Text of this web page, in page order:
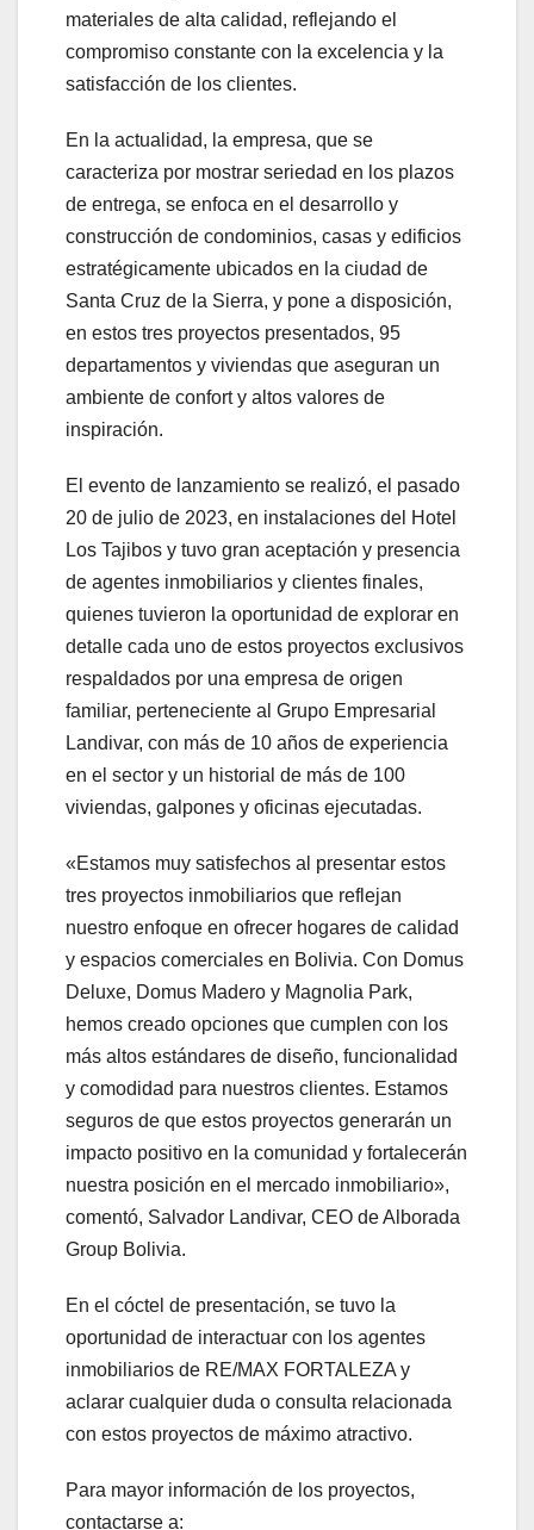
materiales de alta calidad, reflejando el
compromiso constante con la excelencia y la
satisfacción de los clientes.
En la actualidad, la empresa, que se
caracteriza por mostrar seriedad en los plazos
de entrega, se enfoca en el desarrollo y
construcción de condominios, casas y edificios
estratégicamente ubicados en la ciudad de
Santa Cruz de la Sierra, y pone a disposición,
en estos tres proyectos presentados, 95
departamentos y viviendas que aseguran un
ambiente de confort y altos valores de
inspiración.
El evento de lanzamiento se realizó, el pasado
20 de julio de 2023, en instalaciones del Hotel
Los Tajibos y tuvo gran aceptación y presencia
de agentes inmobiliarios y clientes finales,
quienes tuvieron la oportunidad de explorar en
detalle cada uno de estos proyectos exclusivos
respaldados por una empresa de origen
familiar, perteneciente al Grupo Empresarial
Landivar, con más de 10 años de experiencia
en el sector y un historial de más de 100
viviendas, galpones y oficinas ejecutadas.
«Estamos muy satisfechos al presentar estos
tres proyectos inmobiliarios que reflejan
nuestro enfoque en ofrecer hogares de calidad
y espacios comerciales en Bolivia. Con Domus
Deluxe, Domus Madero y Magnolia Park,
hemos creado opciones que cumplen con los
más altos estándares de diseño, funcionalidad
y comodidad para nuestros clientes. Estamos
seguros de que estos proyectos generarán un
impacto positivo en la comunidad y fortalecerán
nuestra posición en el mercado inmobiliario»,
comentó, Salvador Landivar, CEO de Alborada
Group Bolivia.
En el cóctel de presentación, se tuvo la
oportunidad de interactuar con los agentes
inmobiliarios de RE/MAX FORTALEZA y
aclarar cualquier duda o consulta relacionada
con estos proyectos de máximo atractivo.
Para mayor información de los proyectos,
contactarse a: